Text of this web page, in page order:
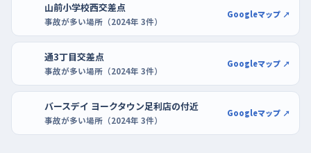
山前小学校西交差点
事故が多い場所（2024年 3件）
Googleマップ ↗
通3丁目交差点
事故が多い場所（2024年 3件）
Googleマップ ↗
バースデイ ヨークタウン足利店の付近
事故が多い場所（2024年 3件）
Googleマップ ↗